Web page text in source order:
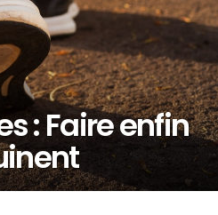
: Faire enfin